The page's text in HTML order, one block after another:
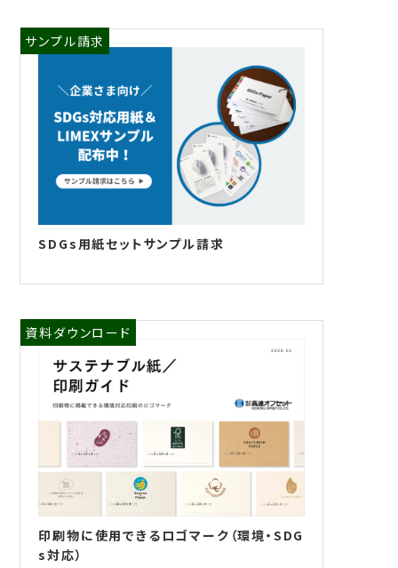
サンプル請求
SDGs用紙セットサンプル請求
資料ダウンロード
印刷物に使用できるロゴマーク（環境・SDG
s対応）